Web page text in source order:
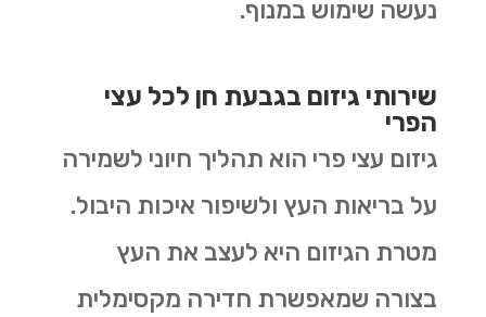
נעשה שימוש במנוף.
שירותי גיזום בגבעת חן לכל עצי
הפרי
גיזום עצי פרי הוא תהליך חיוני לשמירה
על בריאות העץ ולשיפור איכות היבול.
מטרת הגיזום היא לעצב את העץ
בצורה שמאפשרת חדירה מקסימלית